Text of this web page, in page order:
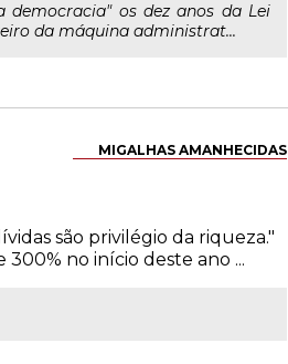
os dez anos da Lei
da máquina administrat...
MIGALHAS AMANHECIDAS
são privilégio da riqueza."
no início deste ano ...